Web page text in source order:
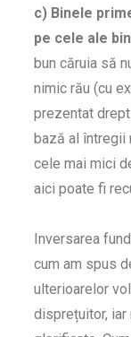
c) Binele
pe cele ale
bun căruia să
nimic rău (cu
prezentat
bază al întregii
cele mai mici
aici poate fi
Inversarea
cum am spus
ulterioarelor
disprețuitor,